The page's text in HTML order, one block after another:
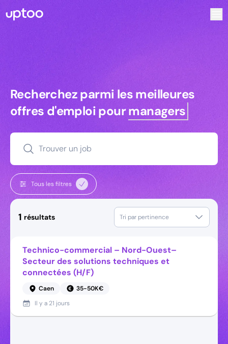
Recherchez parmi les meilleures
Recherchez parmi les meilleures
offres d'emploi pourmanagers
Trouver un job
Tous les filtres
1 résultats Tri par pertinence
Technico-commercial – Nord-Ouest–
Secteur des solutions techniques et
connectées (H/F)
Caen
35-50K€
Il y a 21 jours